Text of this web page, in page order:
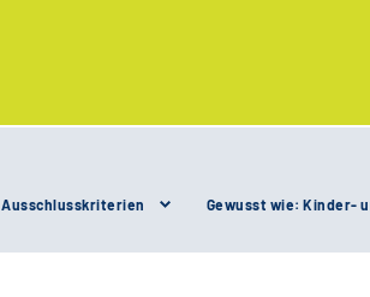
Ausschlusskriterien